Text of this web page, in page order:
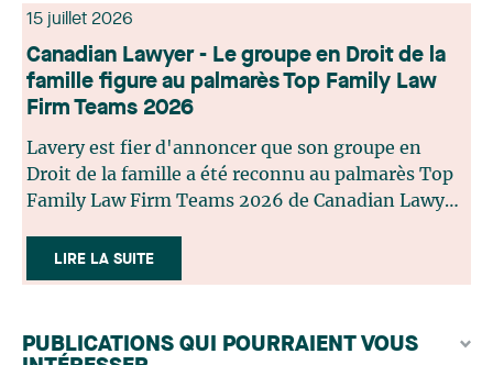
15 juillet 2026
Canadian Lawyer - Le groupe en Droit de la
famille figure au palmarès Top Family Law
Firm Teams 2026
Lavery est fier d'annoncer que son groupe en
Droit de la famille a été reconnu au palmarès Top
Family Law Firm Teams 2026 de Canadian Lawyer.
sélection rigoureux, fondé sur des nominations
issues du lectorat, d'associations juridiques et de
par un jury indépendant composé de praticiens
chevronnés en droit de la famille provenant de
LIRE LA SUITE
PUBLICATIONS QUI POURRAIENT VOUS